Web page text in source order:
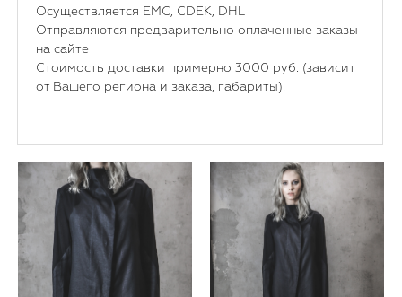
Осуществляется ЕМС, CDEK, DHL
Отправляются предварительно оплаченные заказы
на сайте
Стоимость доставки примерно 3000 руб. (зависит
от Вашего региона и заказа, габариты).